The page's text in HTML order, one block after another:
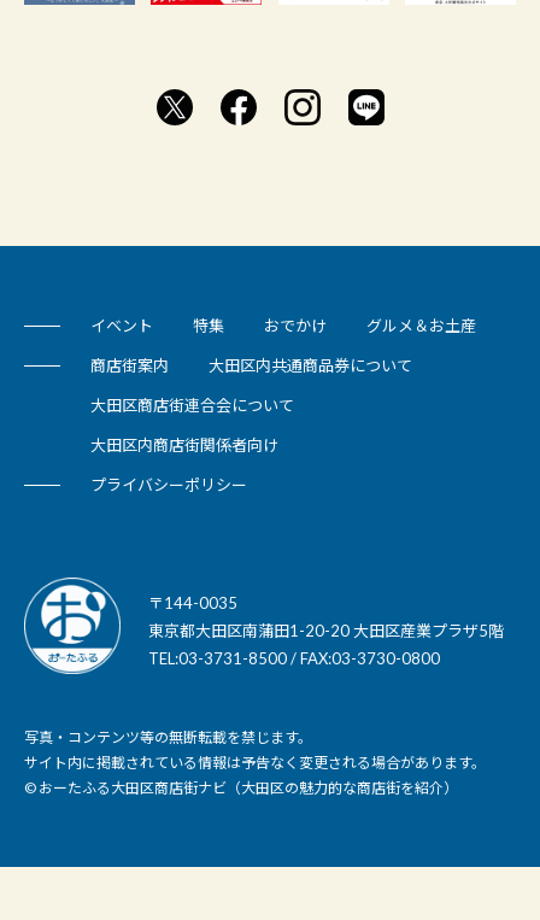
イベント 特集 おでかけ グルメ＆お土産
商店街案内 大田区内共通商品券について
大田区商店街連合会について
大田区内商店街関係者向け
プライバシーポリシー
〒144-0035
東京都大田区南蒲田1-20-20 大田区産業プラザ5階
TEL:03-3731-8500 / FAX:03-3730-0800
写真・コンテンツ等の無断転載を禁じます。
サイト内に掲載されている情報は予告なく変更される場合があります。
© おーたふる大田区商店街ナビ（大田区の魅力的な商店街を紹介）